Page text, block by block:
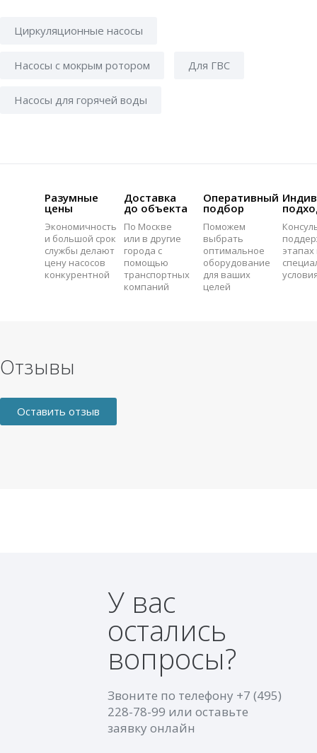
Циркуляционные насосы
Насосы с мокрым ротором Для ГВС
Насосы для горячей воды
Разумные
цены
Экономичность
и большой срок
службы делают
цену насосов
конкурентной
Доставка
до объекта
По Москве
или в другие
города с
помощью
транспортных
компаний
Оперативный
подбор
Поможем
выбрать
оптимальное
оборудование
для ваших
целей
этапах
Отзывы
Оставить отзыв
У вас
остались
вопросы?
Звоните по телефону +7 (495)
228-78-99 или оставьте
заявку онлайн